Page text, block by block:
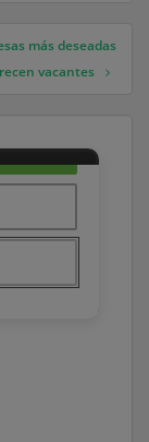
más deseadas
vacantes